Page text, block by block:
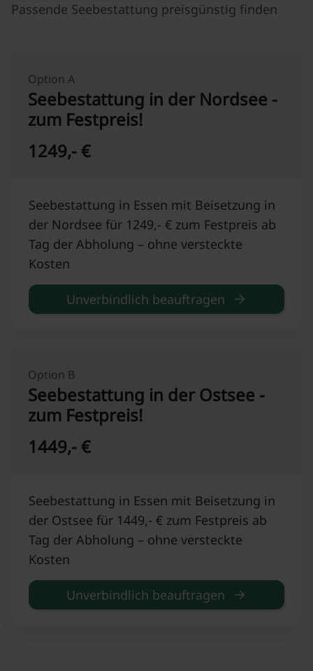
Passende Seebestattung preisgünstig finden
Option A
Seebestattung in der Nordsee -
zum Festpreis!
1249,- €
Seebestattung in Essen mit Beisetzung in
der Nordsee für 1249,- € zum Festpreis ab
Tag der Abholung – ohne versteckte
Kosten
Unverbindlich beauftragen
Option B
Seebestattung in der Ostsee -
zum Festpreis!
1449,- €
Seebestattung in Essen mit Beisetzung in
der Ostsee für 1449,- € zum Festpreis ab
Tag der Abholung – ohne versteckte
Kosten
Unverbindlich beauftragen